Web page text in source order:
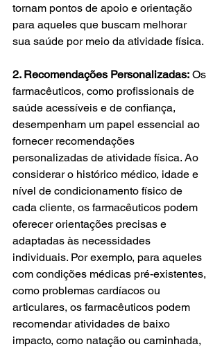
tornam pontos de apoio e orientação
para aqueles que buscam melhorar
sua saúde por meio da atividade física.
2. Recomendações Personalizadas: Os
farmacêuticos, como profissionais de
saúde acessíveis e de confiança,
desempenham um papel essencial ao
fornecer recomendações
personalizadas de atividade física. Ao
considerar o histórico médico, idade e
nível de condicionamento físico de
cada cliente, os farmacêuticos podem
oferecer orientações precisas e
adaptadas às necessidades
individuais. Por exemplo, para aqueles
com condições médicas pré-existentes,
como problemas cardíacos ou
articulares, os farmacêuticos podem
recomendar atividades de baixo
impacto, como natação ou caminhada,